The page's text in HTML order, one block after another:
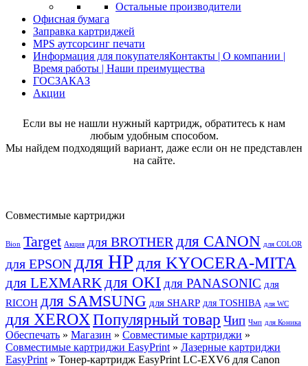
Остальные производители
Офисная бумага
Заправка картриджей
MPS аутсорсинг печати
Информация для покупателяКонтакты | О компании |
Время работы | Наши преимущества
ГОСЗАКАЗ
Акции
Если вы не нашли нужный картридж, обратитесь к нам
любым удобным способом.
Мы найдем подходящий вариант, даже если он не представлен
на сайте.
Совместимые картриджи
Bion Target Акция для BROTHER для CANON для COLOR
для EPSON для HP для KYOCERA-MITA
для LEXMARK для OKI для PANASONIC для
RICOH для SAMSUNG для SHARP для TOSHIBA для WC
для XEROX Популярный товар Чип Чмп для Коника
Обеспечать » Магазин » Совместимые картриджи »
Совместимые картриджи EasyPrint » Лазерные картриджи
EasyPrint » Тонер-картридж EasyPrint LC-EXV6 для Canon